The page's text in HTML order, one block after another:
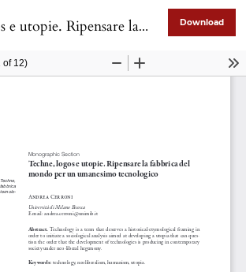
Details
la fabbrica del mondo per un umanesimo tecnologico Download